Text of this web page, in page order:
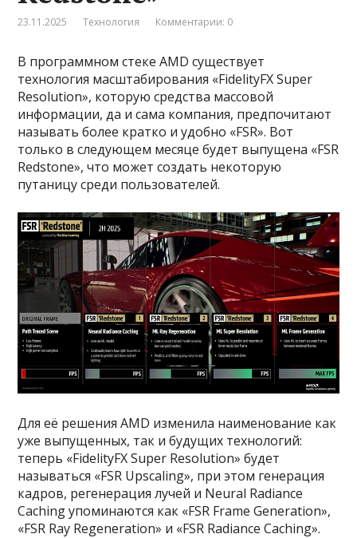
23.11.2025 Технология Комментарии: 0
В программном стеке AMD существует
технология масштабирования «FidelityFX Super
Resolution», которую средства массовой
информации, да и сама компания, предпочитают
называть более кратко и удобно «FSR». Вот
только в следующем месяце будет выпущена «FSR
Redstone», что может создать некоторую
путаницу среди пользователей.
Для её решения AMD изменила наименование как
уже выпущенных, так и будущих технологий:
теперь «FidelityFX Super Resolution» будет
называться «FSR Upscaling», при этом генерация
кадров, регенерация лучей и Neural Radiance
Caching упоминаются как «FSR Frame Generation»,
«FSR Ray Regeneration» и «FSR Radiance Caching».